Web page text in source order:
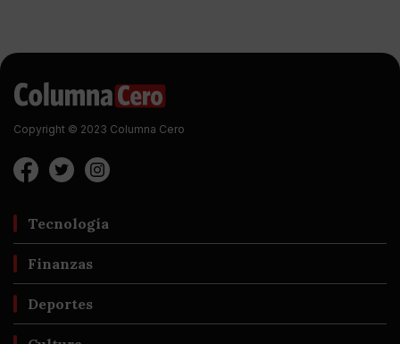
Copyright © 2023 Columna Cero
Tecnología
Finanzas
Deportes